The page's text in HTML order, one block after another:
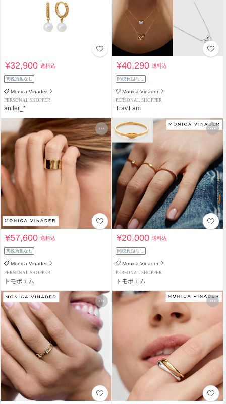
¥32,900送料込
関税負担なし
Monica Vinader
PERSONAL SHOPPER
antler_*
¥40,290送料込
関税負担なし
Monica Vinader
PERSONAL SHOPPER
Trav.Fam
¥57,600送料込
関税負担なし
Monica Vinader
PERSONAL SHOPPER
トモポエム
¥20,000送料込
関税負担なし
Monica Vinader
PERSONAL SHOPPER
トモポエム